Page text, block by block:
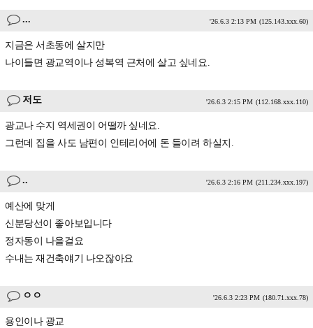
... '26.6.3 2:13 PM (125.143.xxx.60)
지금은 서초동에 살지만
나이들면 광교역이나 성복역 근처에 살고 싶네요.
저도 '26.6.3 2:15 PM (112.168.xxx.110)
광교나 수지 역세권이 어떨까 싶네요.
그런데 집을 사도 남편이 인테리어에 돈 들이려 하실지.
.. '26.6.3 2:16 PM (211.234.xxx.197)
예산에 맞게
신분당선이 좋아보입니다
정자동이 나을걸요
수내는 재건축얘기 나오잖아요
ㅇㅇ '26.6.3 2:23 PM (180.71.xxx.78)
용인이나 광교